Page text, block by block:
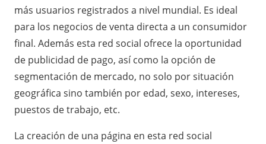
más usuarios registrados a nivel mundial. Es ideal
para los negocios de venta directa a un consumidor
final. Además esta red social ofrece la oportunidad
de publicidad de pago, así como la opción de
segmentación de mercado, no solo por situación
geográfica sino también por edad, sexo, intereses,
puestos de trabajo, etc.
La creación de una página en esta red social